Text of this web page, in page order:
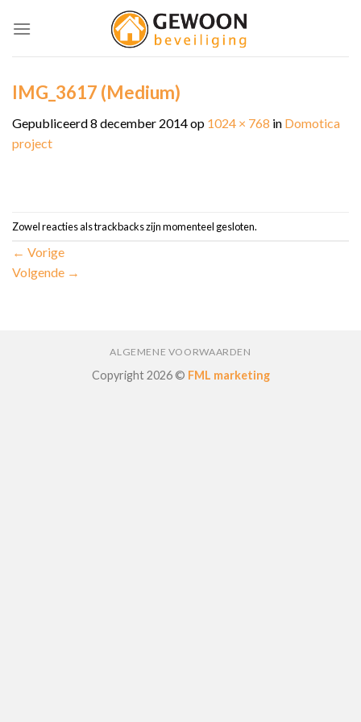
IMG_3617 (Medium)
Gepubliceerd8 december 2014op 1024 × 768 in Domotica
project
Zowel reacties als trackbacks zijn momenteel gesloten.
← Vorige
Volgende →
ALGEMENE VOORWAARDEN
Copyright 2026 © FML marketing